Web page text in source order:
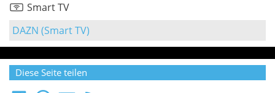
Smart TV
DAZN (Smart TV)
Diese Seite teilen